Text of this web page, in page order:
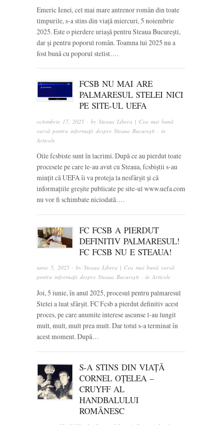
Emeric Ienei, cel mai mare antrenor român din toate
timpurile, s-a stins din viață miercuri, 5 noiembrie
2025. Este o pierdere uriașă pentru Steaua București,
dar și pentru poporul român. Toamna lui 2025 nu a
fost bună cu poporul stelist….
FCSB NU MAI ARE
PALMARESUL STELEI NICI
PE SITE-UL UEFA
octombrie 17, 2025 · by Steaua Libera | Cea mai bună
sursă pentru informații despre Steaua București · in
Articole
Oile fcsbiste sunt în lacrimi. După ce au pierdut toate
procesele pe care le-au avut cu Steaua, fcsbiștii s-au
mințit că UEFA îi va proteja la nesfârșit și că
informațiile greșite publicate pe site-ul www.uefa.com
nu vor fi schimbate niciodată….
FC FCSB A PIERDUT
DEFINITIV PALMARESUL!
FC FCSB NU E STEAUA!
iunie 5, 2025 · by Steaua Libera | Cea mai bună sursă
pentru informații despre Steaua București · in Articole
Joi, 5 iunie, în anul 2025, procesul pentru palmaresul
Stelei a luat sfârșit. FC Fcsb a pierdut definitiv acest
proces, pe care anumite interese ascunse l-au lungit
mult, mult, mult prea mult. Dar totul s-a terminat în
acest moment. După…
S-A STINS DIN VIAȚĂ
CORNEL OȚELEA –
CRUYFF AL
HANDBALULUI
ROMÂNESC